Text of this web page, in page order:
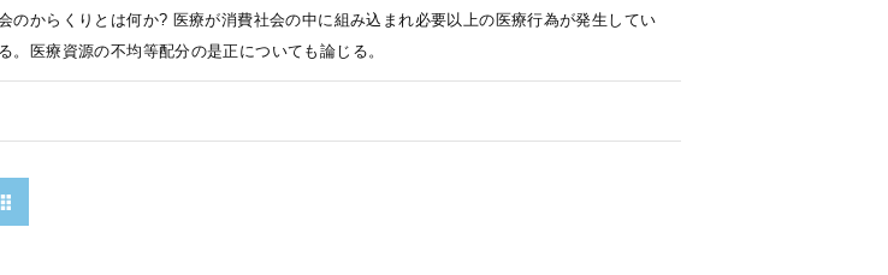
のからくりとは何か? 医療が消費社会の中に組み込まれ必要以上の医療行為が発生してい
。医療資源の不均等配分の是正についても論じる。